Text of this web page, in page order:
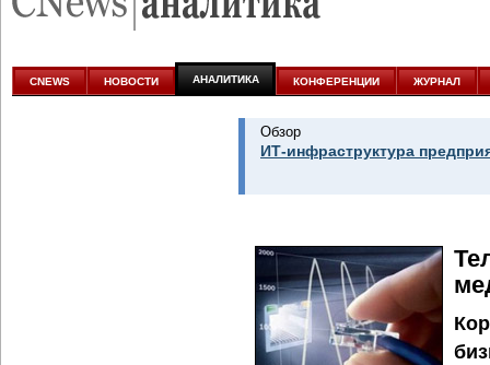
аналитике
CNEWS НОВОСТИ АНАЛИТИКА КОНФЕРЕНЦИИ ЖУРНАЛ
Обзор
ИТ-инфраструктура